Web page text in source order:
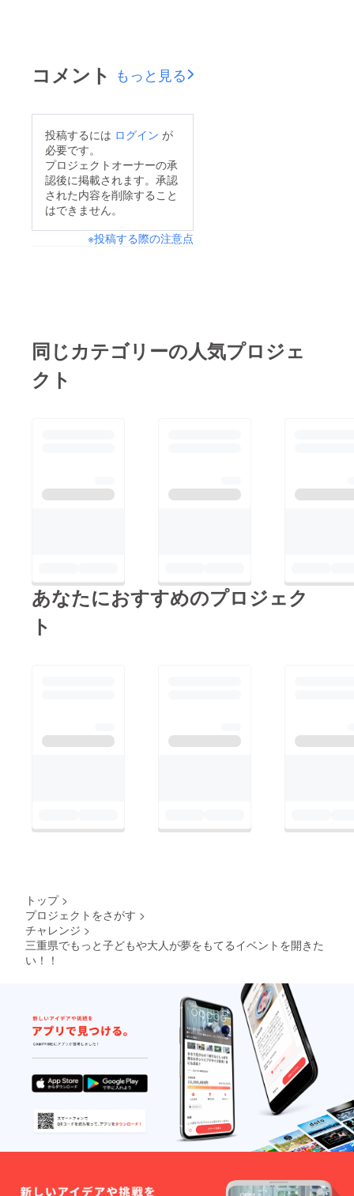
コメント もっと見る
投稿するには ログイン が
必要です。
プロジェクトオーナーの承
認後に掲載されます。承認
された内容を削除すること
はできません。
※投稿する際の注意点
同じカテゴリーの人気プロジェ
クト
あなたにおすすめのプロジェク
ト
トップ >
プロジェクトをさがす >
チャレンジ >
三重県でもっと子どもや大人が夢をもてるイベントを開きた
い！！